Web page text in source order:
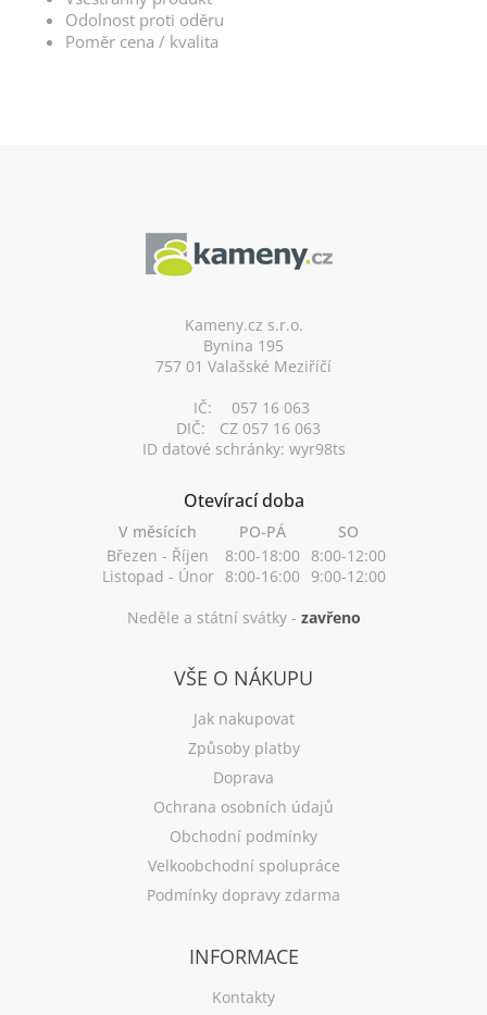
Odolnost proti oděru
Poměr cena / kvalita
Kameny.cz s.r.o.
Bynina 195
757 01 Valašské Meziříčí
IČ:
057 16 063
DIČ:
CZ 057 16 063
ID datové schránky: wyr98ts
Otevírací doba
V měsících PO-PÁ
SO
Březen - Říjen
8:00-18:00 8:00-12:00
Listopad - Únor 8:00-16:00 9:00-12:00
Neděle a státní svátky - zavřeno
VŠE O NÁKUPU
Jak nakupovat
Způsoby platby
Doprava
Ochrana osobních údajů
Obchodní podmínky
Velkoobchodní spolupráce
Podmínky dopravy zdarma
INFORMACE
Kontakty